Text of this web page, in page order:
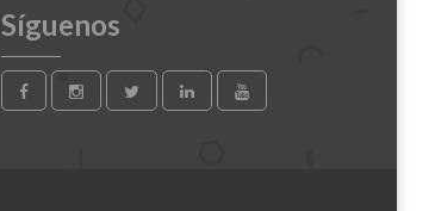
Síguenos